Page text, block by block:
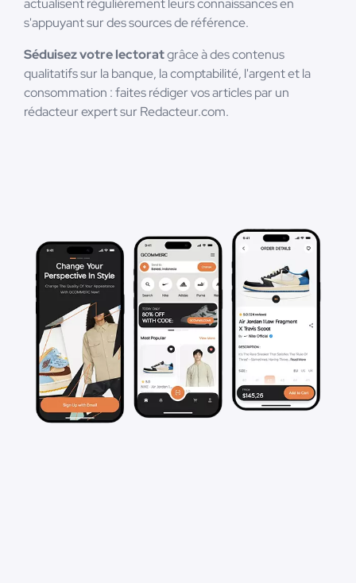
actualisent régulièrement leurs connaissances en
s'appuyant sur des sources de référence.
Séduisez votre lectoratgrâce à des contenus
qualitatifs sur la banque, la comptabilité, l'argent et la
consommation : faites rédiger vos articles par un
rédacteur expert sur Redacteur.com.